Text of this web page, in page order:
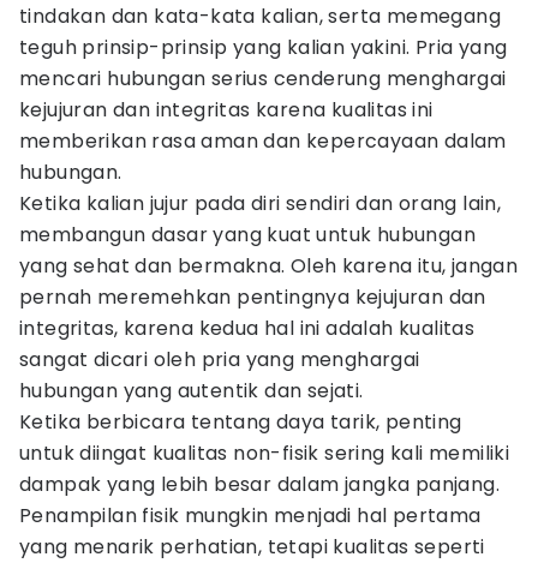
tindakan dan kata-kata kalian, serta memegang
teguh prinsip-prinsip yang kalian yakini. Pria yang
mencari hubungan serius cenderung menghargai
kejujuran dan integritas karena kualitas ini
memberikan rasa aman dan kepercayaan dalam
hubungan.
Ketika kalian jujur pada diri sendiri dan orang lain,
membangun dasar yang kuat untuk hubungan
yang sehat dan bermakna. Oleh karena itu, jangan
pernah meremehkan pentingnya kejujuran dan
integritas, karena kedua hal ini adalah kualitas
sangat dicari oleh pria yang menghargai
hubungan yang autentik dan sejati.
Ketika berbicara tentang daya tarik, penting
untuk diingat kualitas non-fisik sering kali memiliki
dampak yang lebih besar dalam jangka panjang.
Penampilan fisik mungkin menjadi hal pertama
yang menarik perhatian, tetapi kualitas seperti